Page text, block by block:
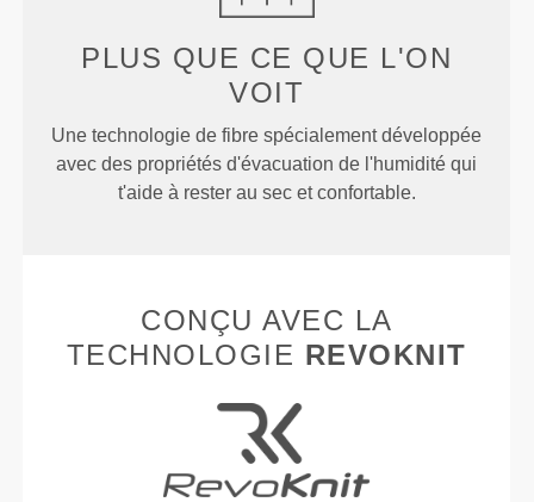
PLUS QUE CE QUE L'ON
VOIT
Une technologie de fibre spécialement développée
avec des propriétés d'évacuation de l'humidité qui
t'aide à rester au sec et confortable.
CONÇU AVEC LA
TECHNOLOGIE REVOKNIT